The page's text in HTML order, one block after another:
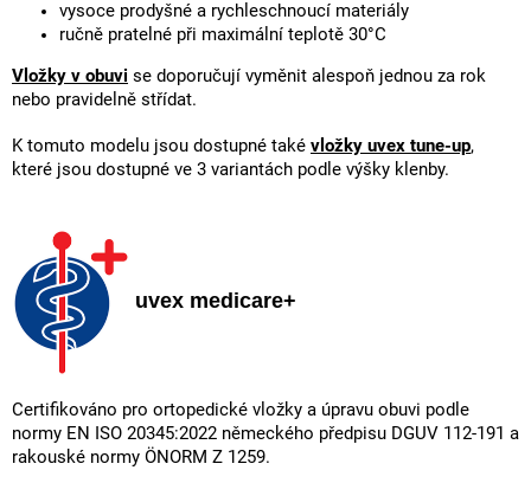
vysoce prodyšné a rychleschnoucí materiály
ručně pratelné při maximální teplotě 30°C
Vložky v obuvi se doporučují vyměnit alespoň jednou za rok
nebo pravidelně střídat.
K tomuto modelu jsou dostupné také vložky uvex tune-up,
které jsou dostupné ve 3 variantách podle výšky klenby.
uvex medicare+
Certifikováno pro ortopedické vložky a úpravu obuvi podle
normy EN ISO 20345:2022 německého předpisu DGUV 112-191 a
rakouské normy ÖNORM Z 1259.